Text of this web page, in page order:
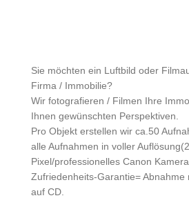
Sie möchten ein Luftbild oder
Firma / Immobilie?
Wir fotografieren / Filmen Ihre
Ihnen gewünschten Perspektiven.
Pro Objekt erstellen wir ca.50
alle Aufnahmen in voller
Pixel/professionelles Canon
Zufriedenheits-Garantie= Abnahme
auf CD.